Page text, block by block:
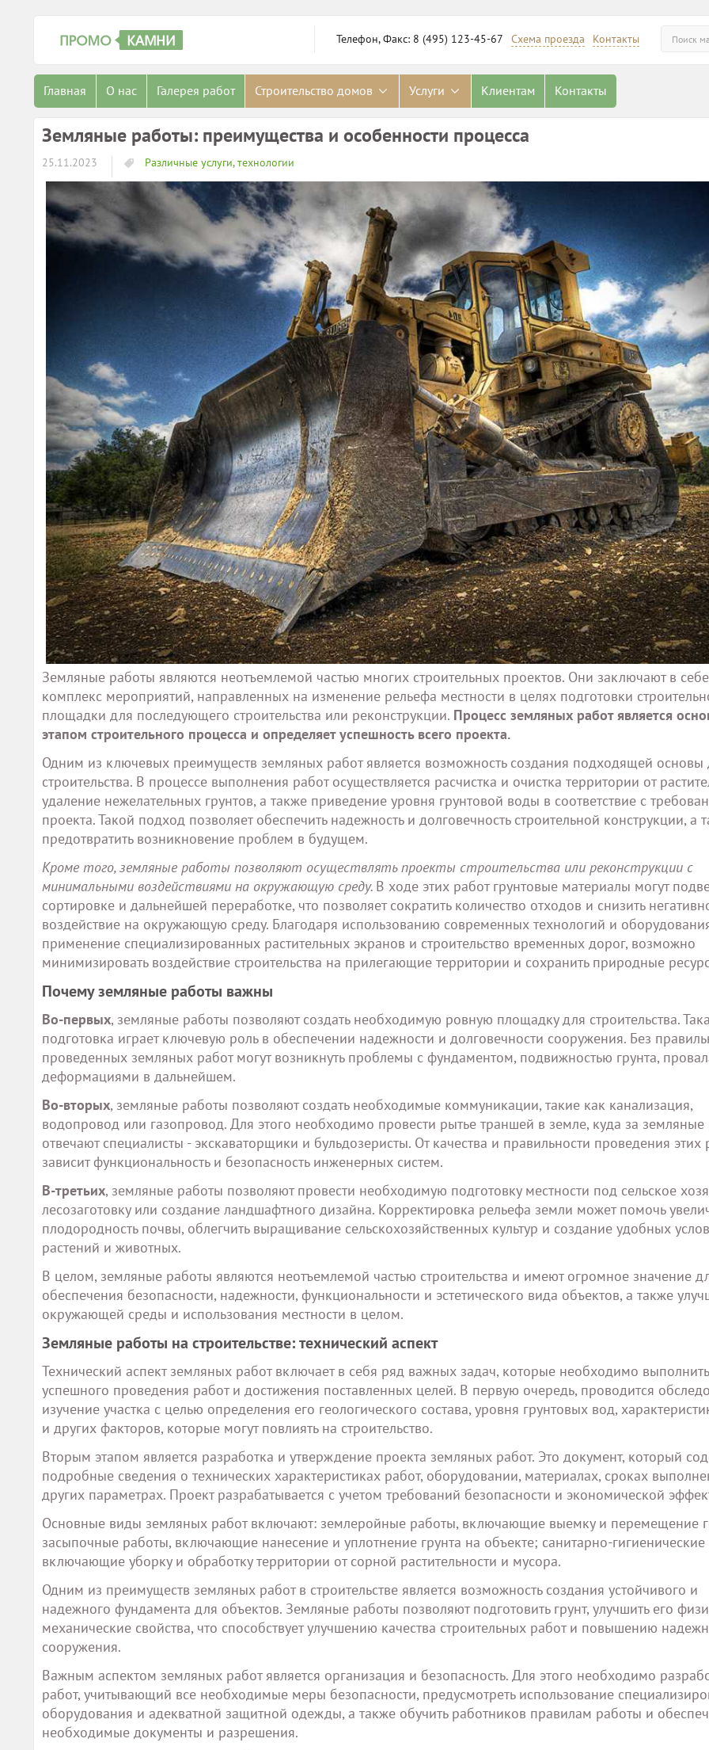
Телефон, Факс: 8 (495) 123-45-67 Схема проезда Контакты
Главная О нас Галерея работ Строительство домов Услуги Клиентам Контакты
Земляные работы: преимущества и особенности процесса
25.11.2023 Различные услуги, технологии
Земляные работы являются неотъемлемой частью многих строительных проектов. Они заключают в себе
комплекс мероприятий, направленных на изменение рельефа местности в целях подготовки
площадки для последующего строительства или реконструкции. Процесс земляных работ является
этапом строительного процесса и определяет успешность всего проекта.
Одним из ключевых преимуществ земляных работ является возможность создания подходящей основы
строительства. В процессе выполнения работ осуществляется расчистка и очистка территории от
удаление нежелательных грунтов, а также приведение уровня грунтовой воды в соответствие с
проекта. Такой подход позволяет обеспечить надежность и долговечность строительной конструкции, а
предотвратить возникновение проблем в будущем.
Кроме того, земляные работы позволяют осуществлять проекты строительства или реконструкции с
минимальными воздействиями на окружающую среду. В ходе этих работ грунтовые материалы могут
сортировке и дальнейшей переработке, что позволяет сократить количество отходов и снизить
воздействие на окружающую среду. Благодаря использованию современных технологий и
применение специализированных растительных экранов и строительство временных дорог, возможно
минимизировать воздействие строительства на прилегающие территории и сохранить природные
Почему земляные работы важны
Во-первых, земляные работы позволяют создать необходимую ровную площадку для строительства.
подготовка играет ключевую роль в обеспечении надежности и долговечности сооружения. Без
проведенных земляных работ могут возникнуть проблемы с фундаментом, подвижностью грунта,
деформациями в дальнейшем.
Во-вторых, земляные работы позволяют создать необходимые коммуникации, такие как канализация,
водопровод или газопровод. Для этого необходимо провести рытье траншей в земле, куда за земляные
отвечают специалисты - экскаваторщики и бульдозеристы. От качества и правильности проведения этих
зависит функциональность и безопасность инженерных систем.
В-третьих, земляные работы позволяют провести необходимую подготовку местности под сельское
лесозаготовку или создание ландшафтного дизайна. Корректировка рельефа земли может помочь
плодородность почвы, облегчить выращивание сельскохозяйственных культур и создание удобных
растений и животных.
В целом, земляные работы являются неотъемлемой частью строительства и имеют огромное значение
обеспечения безопасности, надежности, функциональности и эстетического вида объектов, а также
окружающей среды и использования местности в целом.
Земляные работы на строительстве: технический аспект
Технический аспект земляных работ включает в себя ряд важных задач, которые необходимо
успешного проведения работ и достижения поставленных целей. В первую очередь, проводится
изучение участка с целью определения его геологического состава, уровня грунтовых вод,
и других факторов, которые могут повлиять на строительство.
Вторым этапом является разработка и утверждение проекта земляных работ. Это документ, который
подробные сведения о технических характеристиках работ, оборудовании, материалах, сроках
других параметрах. Проект разрабатывается с учетом требований безопасности и экономической
Основные виды земляных работ включают: землеройные работы, включающие выемку и перемещение
засыпочные работы, включающие нанесение и уплотнение грунта на объекте; санитарно-
включающие уборку и обработку территории от сорной растительности и мусора.
Одним из преимуществ земляных работ в строительстве является возможность создания устойчивого и
надежного фундамента для объектов. Земляные работы позволяют подготовить грунт, улучшить его
механические свойства, что способствует улучшению качества строительных работ и повышению
сооружения.
Важным аспектом земляных работ является организация и безопасность. Для этого необходимо
работ, учитывающий все необходимые меры безопасности, предусмотреть использование
оборудования и адекватной защитной одежды, а также обучить работников правилам работы и
необходимые документы и разрешения.